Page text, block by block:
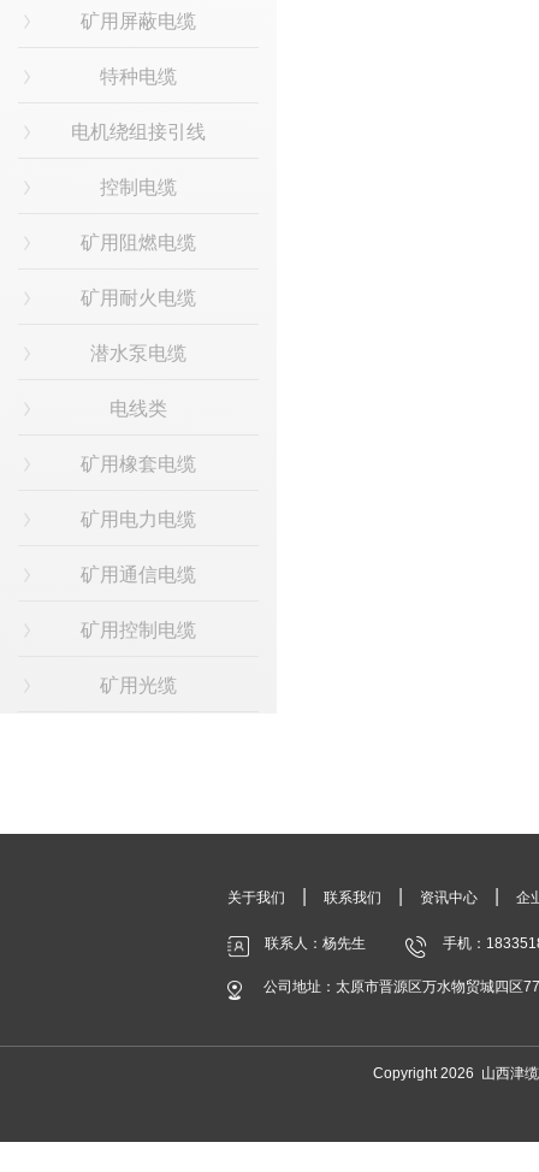
矿用屏蔽电缆
特种电缆
电机绕组接引线
控制电缆
矿用阻燃电缆
矿用耐火电缆
潜水泵电缆
电线类
矿用橡套电缆
矿用电力电缆
矿用通信电缆
矿用控制电缆
矿用光缆
关于我们 联系我们 资讯中心 企
联系人：杨先生 手机：
公司地址：太原市晋源区万水物贸城四区
Copyright 2026 山西津